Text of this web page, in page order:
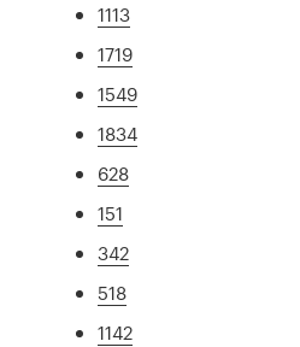
1113
1719
1549
1834
628
151
342
518
1142